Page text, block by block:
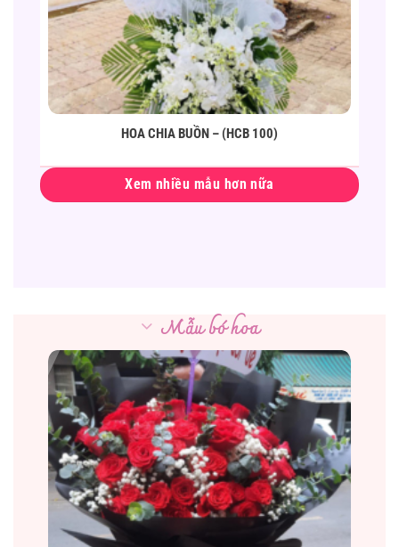
HOA CHIA BUỒN – (HCB 100)
Xem nhiều mẫu hơn nữa
Mẫu bó hoa